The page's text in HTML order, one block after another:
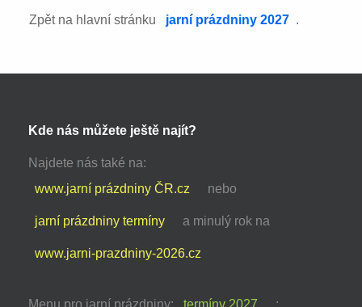
Zpět na hlavní stránku jarní prázdniny 2027 .
Kde nás můžete ještě najít?
Najdete nás také na:
www.jarní prázdniny ČR.cz
nebo
jarní prázdniny termíny a minulý rok na
www.jarni-prazdniny-2026.cz